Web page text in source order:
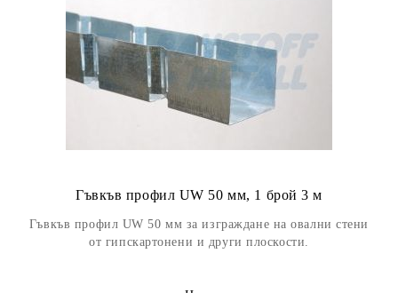
Гъвкъв профил UW 50 мм, 1 брой 3 м
Гъвкъв профил UW 50 мм за изграждане на овални стени
от гипскартонени и други плоскости.